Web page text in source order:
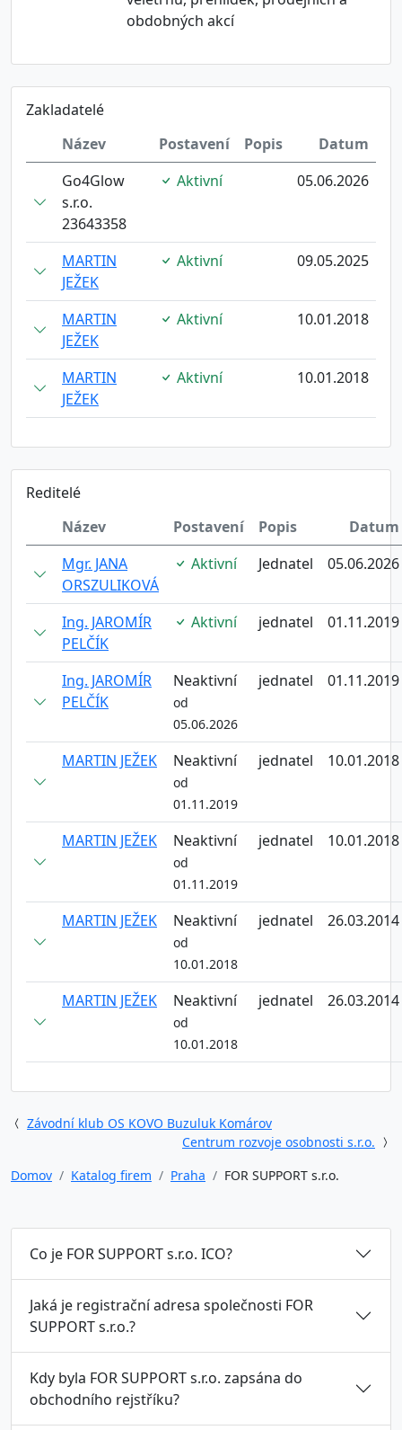
obdobných akcí
Zakladatelé
Název
Postavení Popis
Datum
Go4Glow
s.r.o.
23643358
Aktivní 05.06.2026
MARTIN
JEŽEK
Aktivní 09.05.2025
MARTIN
JEŽEK
Aktivní 10.01.2018
MARTIN
JEŽEK
Aktivní 10.01.2018
Reditelé
Název
Postavení Popis
Datum
Mgr. JANA
ORSZULIKOVÁ
Aktivní Jednatel 05.06.2026
Ing. JAROMÍR
PELČÍK
Aktivní jednatel 01.11.2019
Ing. JAROMÍR
PELČÍK
Neaktivní
od
05.06.2026
jednatel 01.11.2019
MARTIN JEŽEK Neaktivní
od
01.11.2019
jednatel 10.01.2018
MARTIN JEŽEK Neaktivní
od
01.11.2019
jednatel 10.01.2018
MARTIN JEŽEK Neaktivní
od
10.01.2018
jednatel 26.03.2014
MARTIN JEŽEK Neaktivní
od
10.01.2018
jednatel 26.03.2014
Závodní klub OS KOVO Buzuluk Komárov
Centrum rozvoje osobnosti s.r.o.
Domov
Katalog firem Praha FOR SUPPORT s.r.o.
Co je FOR SUPPORT s.r.o. ICO?
Jaká je registrační adresa společnosti FOR
SUPPORT s.r.o.?
Kdy byla FOR SUPPORT s.r.o. zapsána do
obchodního rejstříku?